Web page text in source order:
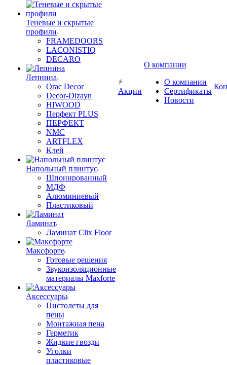
Теневые и скрытые
профили
FRAMEDOORS
LACONISTIQ
DECARO
Лепнина
Orac Decor
Decor-Dizayn
HIWOOD
Перфект PLUS
ПЕРФЕКТ
NMC
ARTFLEX
Клей
Напольный плинтус
Шпонированный
МДФ
Алюминиевый
Пластиковый
Ламинат
Ламинат Clix Floor
Максфорте
Готовые решения
Звукоизоляционные
материалы Maxforte
Аксессуары
Пистолеты для
пены
Монтажная пена
Герметик
Жидкие гвозди
Уголки
пластиковые
Акции
О компании
О компании
Сертификаты
Новости